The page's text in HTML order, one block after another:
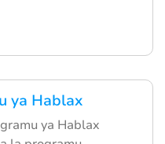
ya Hablax
ya Hablax